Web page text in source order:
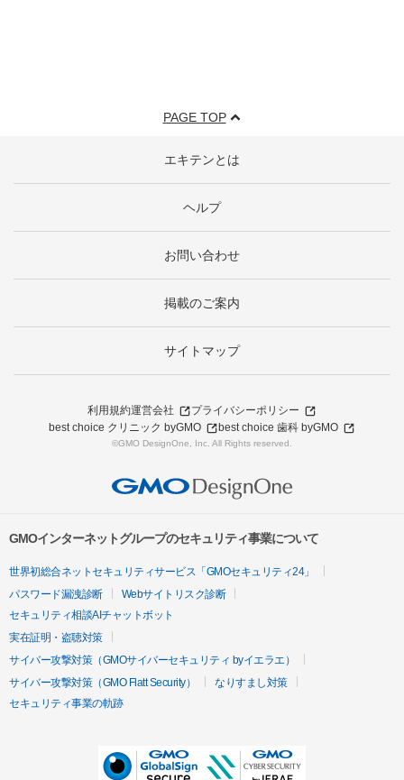
PAGE TOP
エキテンとは
ヘルプ
お問い合わせ
掲載のご案内
サイトマップ
利用規約運営会社
プライバシーポリシー
best choice クリニック byGMO
best choice 歯科 byGMO
©GMO DesignOne, Inc. All Rights reserved.
GMOインターネットグループのセキュリティ事業について
世界初総合ネットセキュリティサービス「GMOセキュリティ24」
パスワード漏洩診断
Webサイトリスク診断
セキュリティ相談AIチャットボット
実在証明・盗聴対策
サイバー攻撃対策（GMOサイバーセキュリティ byイエラエ）
サイバー攻撃対策（GMO Flatt Security）
なりすまし対策
セキュリティ事業の軌跡